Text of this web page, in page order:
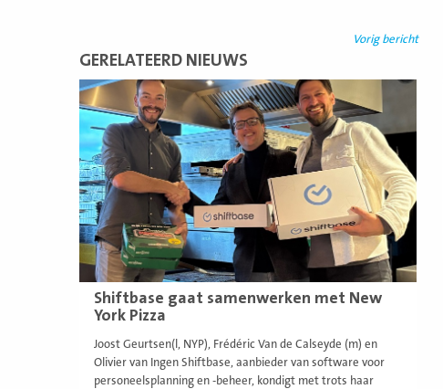
Vorig bericht
GERELATEERD NIEUWS
Shiftbase gaat samenwerken met New
York Pizza
Joost Geurtsen(l, NYP), Frédéric Van de Calseyde (m) en
Olivier van Ingen Shiftbase, aanbieder van software voor
personeelsplanning en -beheer, kondigt met trots haar
Lees
meer